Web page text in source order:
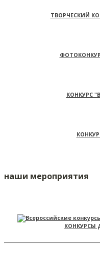
ТВОРЧЕСКИЙ
КОНКУРС
наши мероприятия
КОНКУРСЫ